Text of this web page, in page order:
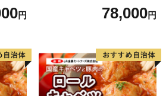
円
ルキャベツ（4P入り）
78,000円